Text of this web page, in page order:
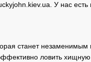
У нас
станет
ловить